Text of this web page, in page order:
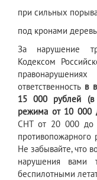
при сильных
под кронами
За нарушение
Кодексом
ответственность в
15 000 рублей (в
режима от 10 000
СНТ от 20 000 до
Не забывайте, что
нарушения вами
беспилотными